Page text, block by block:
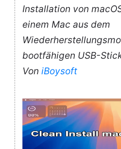
Installation von
einem Mac aus dem
bootfähigen USB-
Von iBoysoft